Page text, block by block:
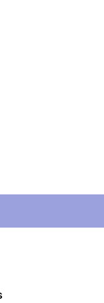
la quantité